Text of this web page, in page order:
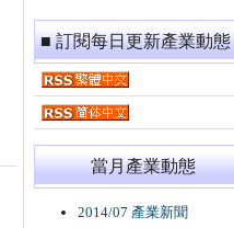
■ 訂閱每日更新產業動態
當月產業動態
2014/07 產業新聞